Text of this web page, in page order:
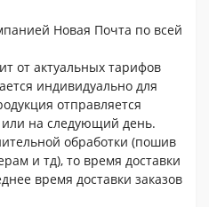
Новая Почта по всей
от актуальных тарифов
индивидуально для
отправляется
или на следующий день.
обработки (пошив
и тд), то время доставки
время доставки заказов